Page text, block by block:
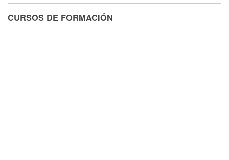
CURSOS DE FORMACIÓN